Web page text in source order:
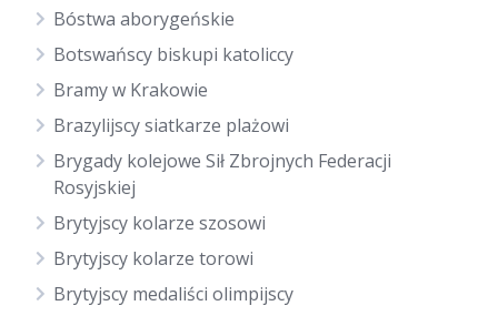
Bóstwa aborygeńskie
Botswańscy biskupi katoliccy
Bramy w Krakowie
Brazylijscy siatkarze plażowi
Brygady kolejowe Sił Zbrojnych Federacji
Rosyjskiej
Brytyjscy kolarze szosowi
Brytyjscy kolarze torowi
Brytyjscy medaliści olimpijscy